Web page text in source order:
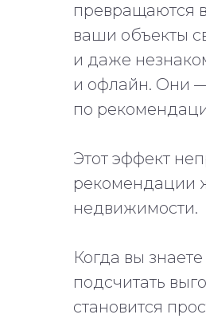
превращаются
ваши объекты
и даже
и офлайн. Они
по
Этот эффект
рекомендации
недвижимости.
Когда вы
подсчитать
становится